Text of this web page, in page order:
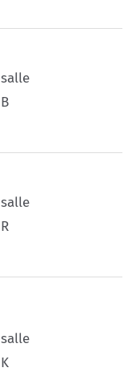
salle
B
salle
R
salle
K